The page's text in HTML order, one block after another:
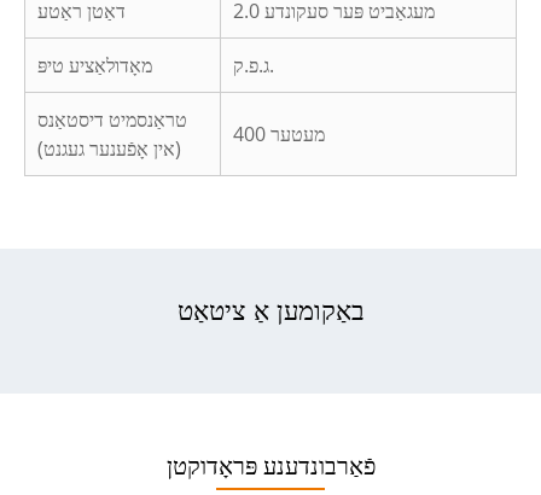
דאַטן ראַטע 2.0 מעגאַביט פּער סעקונדע
מאָדולאַציע טיפּ ג.פ.ק.
טראַנסמיט דיסטאַנס
(אין אָפֿענער געגנט)
400 מעטער
באַקומען אַ ציטאַט
פֿאַרבונדענע פּראָדוקטן